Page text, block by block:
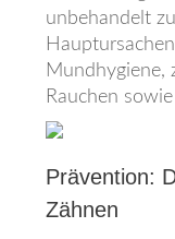
unbehandelt
Mundhygiene,
Rauchen
Prävention:
Zähnen